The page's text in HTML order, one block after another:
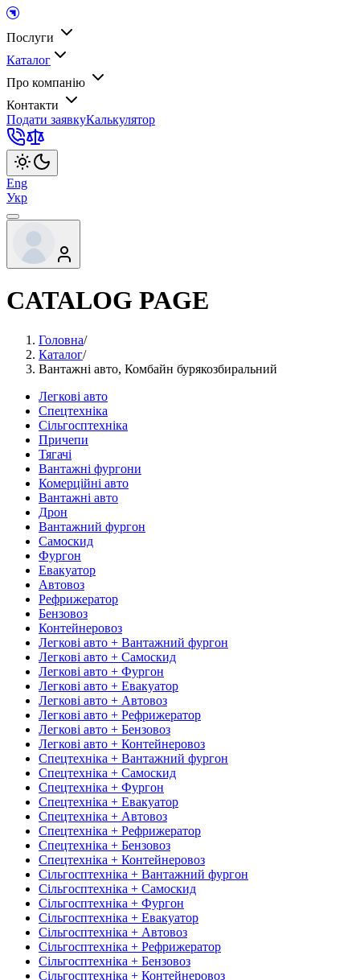
Послуги
Каталог
Про компанію
Контакти
Подати заявкуКалькулятор
Eng
Укр
CATALOG PAGE
Головна/
Каталог/
Вантажні авто, Комбайн бурякозбиральний
Легкові авто
Спецтехніка
Сільгосптехніка
Причепи
Тягачі
Вантажні фургони
Комерційні авто
Вантажні авто
Дрон
Вантажний фургон
Самоскид
Фургон
Евакуатор
Автовоз
Рефрижератор
Бензовоз
Контейнеровоз
Легкові авто + Вантажний фургон
Легкові авто + Самоскид
Легкові авто + Фургон
Легкові авто + Евакуатор
Легкові авто + Автовоз
Легкові авто + Рефрижератор
Легкові авто + Бензовоз
Легкові авто + Контейнеровоз
Спецтехніка + Вантажний фургон
Спецтехніка + Самоскид
Спецтехніка + Фургон
Спецтехніка + Евакуатор
Спецтехніка + Автовоз
Спецтехніка + Рефрижератор
Спецтехніка + Бензовоз
Спецтехніка + Контейнеровоз
Сільгосптехніка + Вантажний фургон
Сільгосптехніка + Самоскид
Сільгосптехніка + Фургон
Сільгосптехніка + Евакуатор
Сільгосптехніка + Автовоз
Сільгосптехніка + Рефрижератор
Сільгосптехніка + Бензовоз
Сільгосптехніка + Контейнеровоз